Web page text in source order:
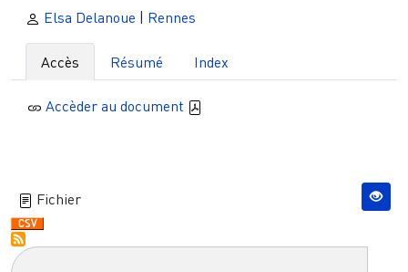
Elsa Delanoue Rennes
Accès Résumé Index
Accèder au document
Fichier